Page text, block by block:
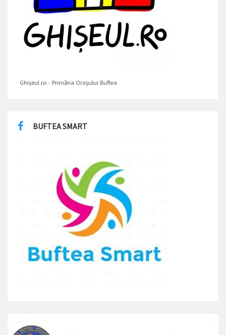
Ghișeul.ro - Primăria Orașului Buftea
BUFTEA SMART